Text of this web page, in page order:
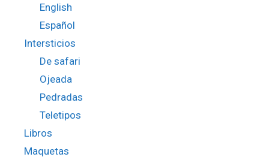
English
Español
Intersticios
De safari
Ojeada
Pedradas
Teletipos
Libros
Maquetas